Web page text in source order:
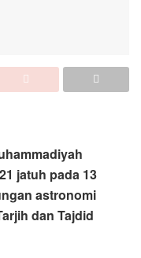
jatuh pada 13
astronomi
dan Tajdid